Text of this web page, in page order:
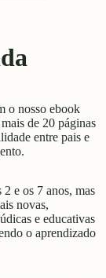
o nosso ebook
de 20 páginas
entre pais e
e os 7 anos, mas
novas,
e educativas
o aprendizado